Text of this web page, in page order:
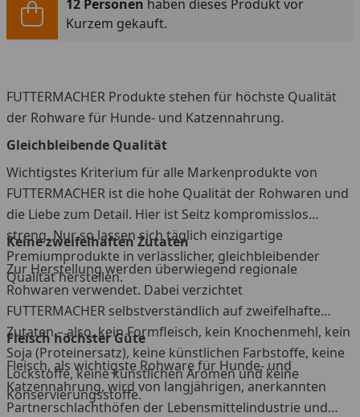
12 Personen haben dieses Produkt vor
Kurzem gekauft.
FUTTERMACHER Produkte stehen für höchste Qualität
der Rohware für Hunde- und Katzennahrung.
Gleichbleibende Qualität
Wichtigstes Kriterium für alle Markenprodukte von
FUTTERMACHER ist die hohe Qualität der Rohwaren und
die Liebe zum Detail. Hier ist Seitz kompromisslos
streng. Nur so lassen sich täglich einzigartige
Premiumprodukte in verlässlicher, gleichbleibender
Qualität herstellen.
Keine zweifelhaften Zutaten
Zur Herstellung werden überwiegend regionale
Rohwaren verwendet. Dabei verzichtet
FUTTERMACHER selbstverständlich auf zweifelhafte
Zutaten – also, kein Formfleisch, kein Knochenmehl, kein
Soja (Proteinersatz), keine künstlichen Farbstoffe, keine
Lockstoffe, keine künstlichen Aromen und keine
Konservierungsstoffe.
Fleisch höchster Güte
Fleisch, als wichtigste Rohware für Hunde- und
Katzennahrung, wird von langjährigen, anerkannten
Partnerschlachthöfen der Lebensmittelindustrie und